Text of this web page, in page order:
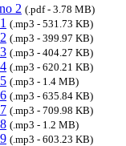
2 (.pdf - 3.78 MB)
(.mp3 - 531.73 KB)
(.mp3 - 399.97 KB)
(.mp3 - 404.27 KB)
(.mp3 - 620.21 KB)
(.mp3 - 1.4 MB)
(.mp3 - 635.84 KB)
(.mp3 - 709.98 KB)
(.mp3 - 1.2 MB)
(.mp3 - 603.23 KB)